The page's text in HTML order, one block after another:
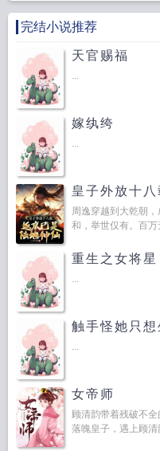
完结小说推荐
天官赐福
...
嫁纨绔
...
皇子外放十
周逸穿越到大乾朝
和，举世仅有。百
重生之女将星
...
触手怪她只想
...
女帝师
顾清韵带着残破不
落魄皇子，遇上顾